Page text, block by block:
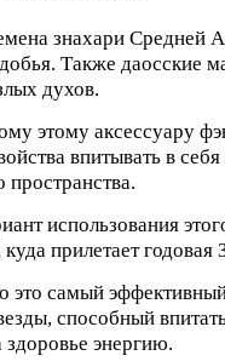
знахари Средней
Также даосские
духов.
этому аксессуару
впитывать в
использования
куда прилетает годовая
это самый
способный
энергию.